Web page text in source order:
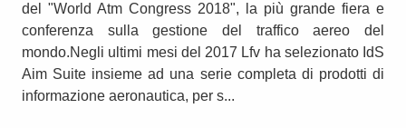
del "World Atm Congress 2018", la più grande fiera e
conferenza sulla gestione del traffico aereo del
mondo.Negli ultimi mesi del 2017 Lfv ha selezionato IdS
Aim Suite insieme ad una serie completa di prodotti di
informazione aeronautica, per s...